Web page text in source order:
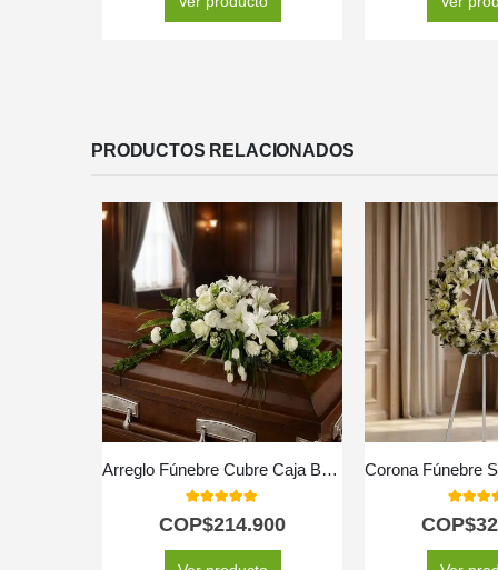
PRODUCTOS RELACIONADOS
Arreglo Fúnebre Cubre Caja Bondad
5.00
COP$214.900 5.00
COP$